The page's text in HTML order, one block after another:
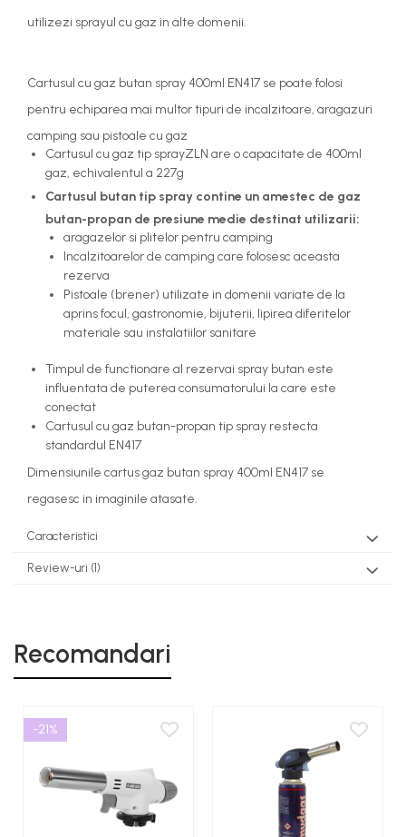
utilizezi sprayul cu gaz in alte domenii.
Cartusul cu gaz butan spray 400ml EN417 se poate folosi
pentru echiparea mai multor tipuri de incalzitoare, aragazuri
camping sau pistoale cu gaz
Cartusul cu gaz tip sprayZLN are o capacitate de 400ml
gaz, echivalentul a 227g
Cartusul butan tip spray contine un amestec de gaz
butan-propan de presiune medie destinat utilizarii:
aragazelor si plitelor pentru camping
Incalzitoarelor de camping care folosesc aceasta
rezerva
Pistoale (brener) utilizate in domenii variate de la
aprins focul, gastronomie, bijuterii, lipirea diferitelor
materiale sau instalatiilor sanitare
Timpul de functionare al rezervai spray butan este
influentata de puterea consumatorului la care este
conectat
Cartusul cu gaz butan-propan tip spray restecta
standardul EN417
Dimensiunile cartus gaz butan spray 400ml EN417 se
regasesc in imaginile atasate.
Caracteristici
Review-uri (1)
Recomandari
-21%